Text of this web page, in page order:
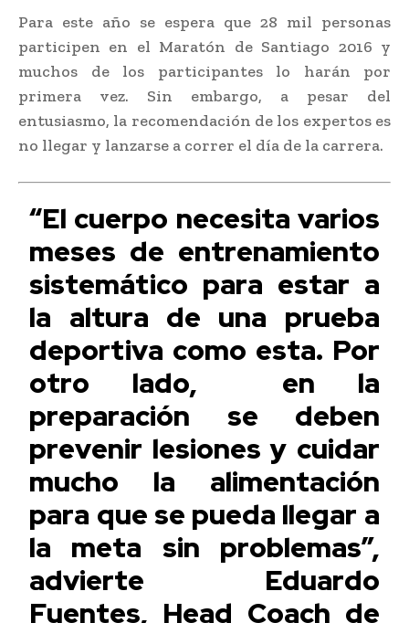
Para este año se espera que 28 mil personas
participen en el Maratón de Santiago 2016 y
muchos de los participantes lo harán por
primera vez. Sin embargo, a pesar del
entusiasmo, la recomendación de los expertos es
no llegar y lanzarse a correr el día de la carrera.
“El cuerpo necesita varios
meses de entrenamiento
sistemático para estar a
la altura de una prueba
deportiva como esta. Por
otro lado, en la
preparación se deben
prevenir lesiones y cuidar
mucho la alimentación
para que se pueda llegar a
la meta sin problemas”,
advierte Eduardo
Fuentes, Head Coach de